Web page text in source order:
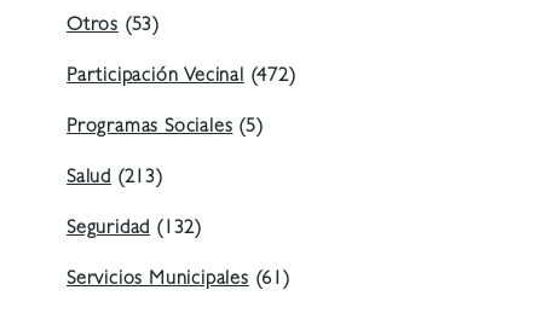
Otros (53)
Participación Vecinal(472)
Programas Sociales(5)
Salud (213)
Seguridad(132)
Servicios Municipales(61)